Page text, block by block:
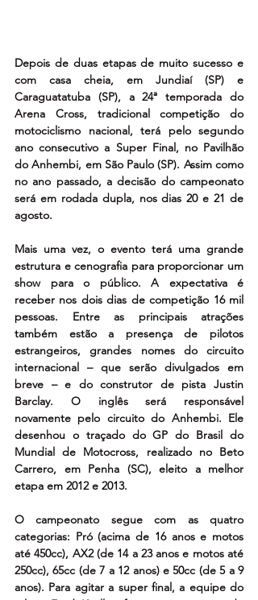
Depois de duas etapas de muito sucesso e
com casa cheia, em Jundiaí (SP) e
Caraguatatuba (SP), a 24ª temporada do
Arena Cross, tradicional competição do
motociclismo nacional, terá pelo segundo
ano consecutivo a Super Final, no Pavilhão
do Anhembi, em São Paulo (SP). Assim como
no ano passado, a decisão do campeonato
será em rodada dupla, nos dias 20 e 21 de
agosto.
Mais uma vez, o evento terá uma grande
estrutura e cenografia para proporcionar um
show para o público. A expectativa é
receber nos dois dias de competição 16 mil
pessoas. Entre as principais atrações
também estão a presença de pilotos
estrangeiros, grandes nomes do circuito
internacional – que serão divulgados em
breve – e do construtor de pista Justin
Barclay. O inglês será responsável
novamente pelo circuito do Anhembi. Ele
desenhou o traçado do GP do Brasil do
Mundial de Motocross, realizado no Beto
Carrero, em Penha (SC), eleito a melhor
etapa em 2012 e 2013.
O campeonato segue com as quatro
categorias: Pró (acima de 16 anos e motos
até 450cc), AX2 (de 14 a 23 anos e motos até
250cc), 65cc (de 7 a 12 anos) e 50cc (de 5 a 9
anos). Para agitar a super final, a equipe do